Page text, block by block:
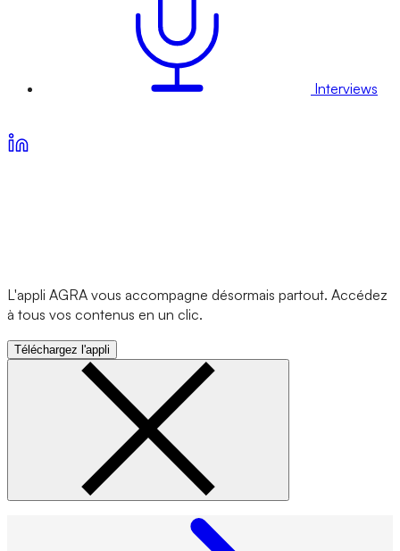
Interviews
L'appli AGRA vous accompagne désormais partout. Accédez
à tous vos contenus en un clic.
Téléchargez l'appli